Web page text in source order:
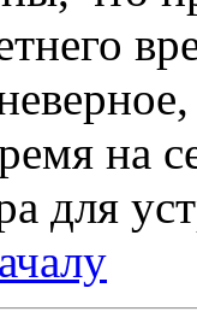
на
для